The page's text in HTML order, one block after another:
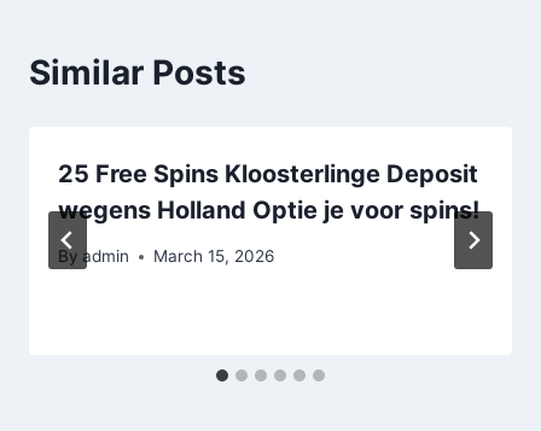
Similar Posts
25 Free Spins Kloosterlinge Deposit
wegens Holland Optie je voor spins!
By admin March 15, 2026